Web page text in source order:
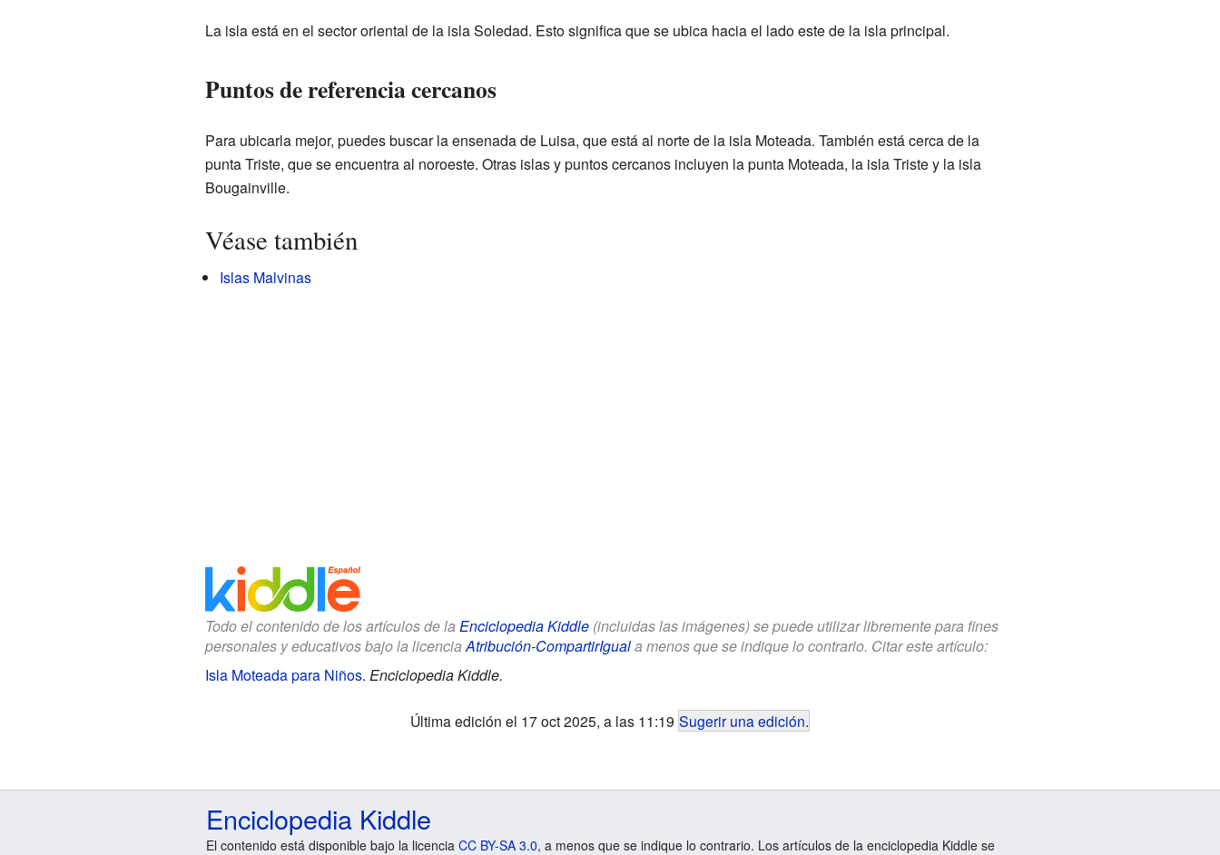
La isla está en el sector oriental de la isla Soledad. Esto significa que se ubica hacia el lado este de la isla principal.
Puntos de referencia cercanos
Para ubicarla mejor, puedes buscar la ensenada de Luisa, que está al norte de la isla Moteada. También está cerca de la
punta Triste, que se encuentra al noroeste. Otras islas y puntos cercanos incluyen la punta Moteada, la isla Triste y la isla
Bougainville.
Véase también
Islas Malvinas
Todo el contenido de los artículos de la Enciclopedia Kiddle(incluidas las imágenes) se puede utilizar libremente para fines
personales y educativos bajo la licenciaAtribución-CompartirIguala menos que se indique lo contrario. Citar este artículo:
Isla Moteada para Niños. Enciclopedia Kiddle.
Última edición el 17 oct 2025, a las 11:19 Sugerir una edición.
Enciclopedia Kiddle
El contenido está disponible bajo la licencia CC BY-SA 3.0, a menos que se indique lo contrario. Los artículos de la enciclopedia Kiddle se